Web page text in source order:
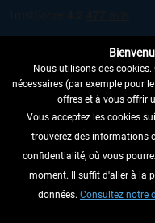
RENONCER AU CONTRAT
INFORMATIONS
NE MANQUEZ
Nous utilisons des
nécessaires (par exemple pour
offres et à vous offrir
Vous acceptez les cookies
trouverez des informations
confidentialité, où vous
moment. Il suffit d'aller à la
données. Consultez notre